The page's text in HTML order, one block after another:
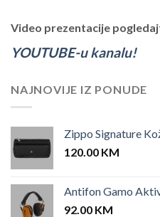
Video prezentacije
YOUTUBE-u kanalu!
NAJNOVIJE IZ PONUDE
Zippo Signature
120.00 KM
Antifon Gamo
92.00 KM